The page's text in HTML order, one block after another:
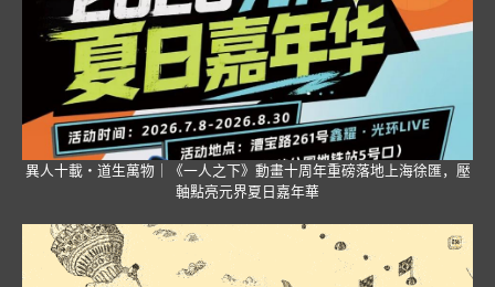
異人十載・道生萬物｜《一人之下》動畫十周年重磅落地上海徐匯，壓
軸點亮元界夏日嘉年華